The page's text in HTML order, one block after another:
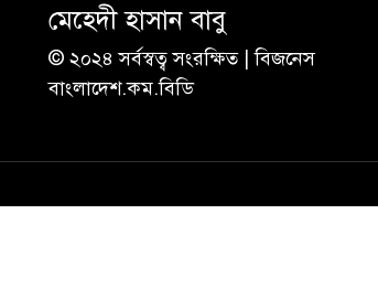
মেহেদী হাসান বাবু
© ২০২৪ সর্বস্বত্ব সংরক্ষিত | বিজনেস
বাংলাদেশ.কম.বিডি